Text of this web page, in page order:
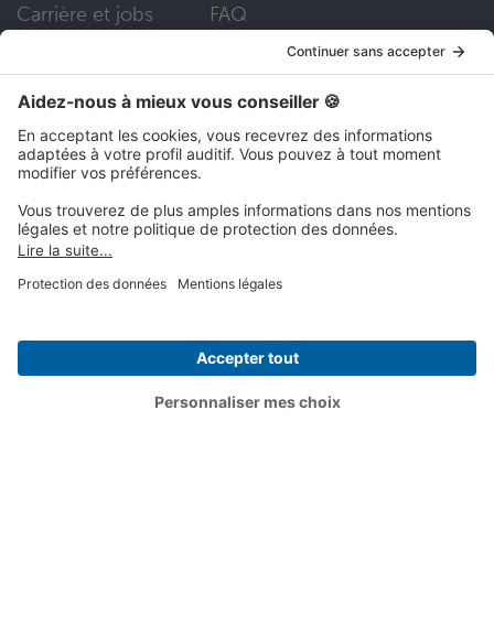
Carrière et jobs
FAQ
Nos services
Divers
Devenir partenaire
Social Media
Contactez nous au :
09 74 99 99 99